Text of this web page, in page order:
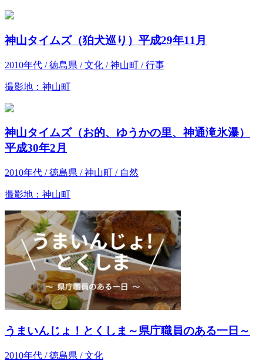
神山タイムズ（狛犬巡り）平成29年11月
2010年代 / 徳島県 / 文化 / 神山町 / 行事
撮影地：神山町
神山タイムズ（お的、ゆうかの里、神通滝氷瀑）
平成30年2月
2010年代 / 徳島県 / 神山町 / 自然
撮影地：神山町
うまいんじょ！とくしま～県庁職員のある一日～
2010年代 / 徳島県 / 文化